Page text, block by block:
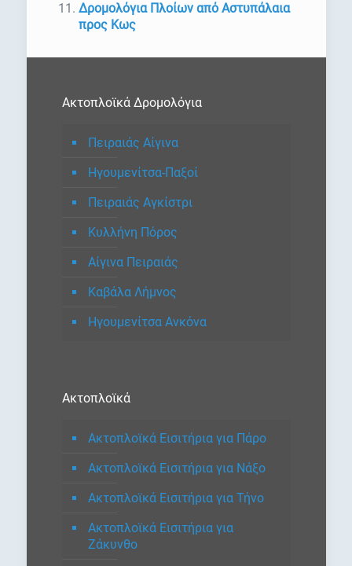
Δρομολόγια Πλοίων από Αστυπάλαια
προς Κως
Ακτοπλοϊκά Δρομολόγια
Πειραιάς Αίγινα
Ηγουμενίτσα-Παξοί
Πειραιάς Αγκίστρι
Κυλλήνη Πόρος
Αίγινα Πειραιάς
Καβάλα Λήμνος
Ηγουμενίτσα Ανκόνα
Ακτοπλοϊκά
Ακτοπλοϊκά Εισιτήρια για Πάρο
Ακτοπλοϊκά Εισιτήρια για Νάξο
Ακτοπλοϊκά Εισιτήρια για Τήνο
Ακτοπλοϊκά Εισιτήρια για
Ζάκυνθο